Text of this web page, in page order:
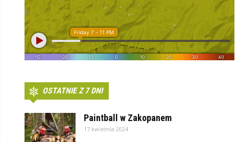
OSTATNIE Z 7 DNI
Paintball w Zakopanem
17 kwietnia 2024